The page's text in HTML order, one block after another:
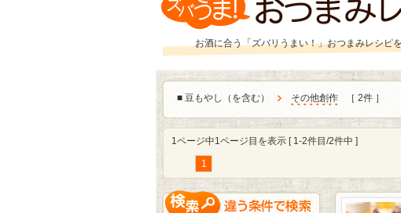
お酒に合う「ズバリうまい！」おつまみレシピ
■ 豆もやし（を含む） その他創作 ［ 2件 ］
1ページ中1ページ目を表示 [ 1-2件目/2件中 ]
1